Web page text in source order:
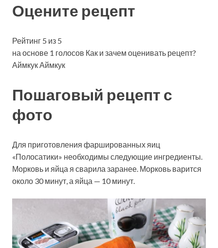
Оцените рецепт
Рейтинг 5 из 5
на основе 1 голосов Как и зачем оценивать рецепт?
Аймкук Аймкук
Пошаговый рецепт с
фото
Для приготовления фаршированных яиц
«Полосатики» необходимы следующие ингредиенты.
Морковь и яйца я сварила заранее. Морковь варится
около 30 минут, а яйца — 10 минут.